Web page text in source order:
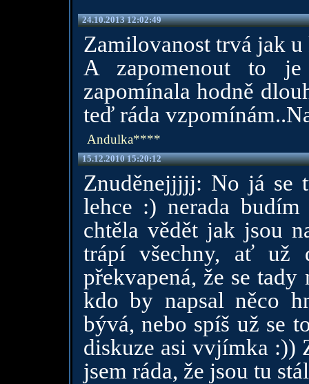
24.10.2013 12:02:49
Zamilovanost trvá jak
A zapomenout to
zapomínala hodně
teď ráda
Andulka****
15.12.2010 15:20:12
Znuděnejjjjj: No já se
lehce :) nerada
chtěla vědět jak jsou
trápí všechny, ať už
překvapená, že se
kdo by napsal něco
bývá, nebo spíš už se
diskuze asi vvjímka :))
jsem ráda, že jsou tu